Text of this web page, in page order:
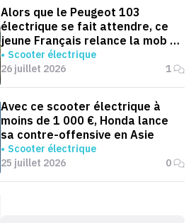
Alors que le Peugeot 103
électrique se fait attendre, ce
jeune Français relance la mob en
version électrique
Scooter électrique
26 juillet 2026
1
Avec ce scooter électrique à
moins de 1 000 €, Honda lance
sa contre-offensive en Asie
Scooter électrique
25 juillet 2026
0